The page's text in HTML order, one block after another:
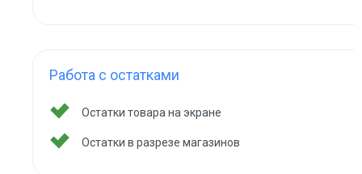
Работа с остатками
Остатки товара на экране
Остатки в разрезе магазинов